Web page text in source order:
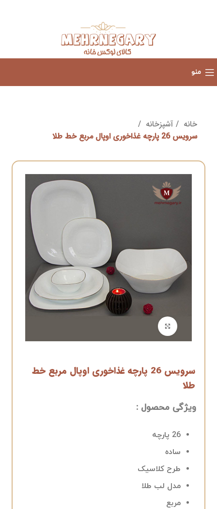
منو
خانه
آشپزخانه
سرویس 26 پارچه غذاخوری اوپال مربع خط طلا
سرویس 26 پارچه غذاخوری اوپال مربع خط
طلا
ویژگی محصول :
26 پارچه
ساده
طرح کلاسیک
مدل لب طلا
مربع